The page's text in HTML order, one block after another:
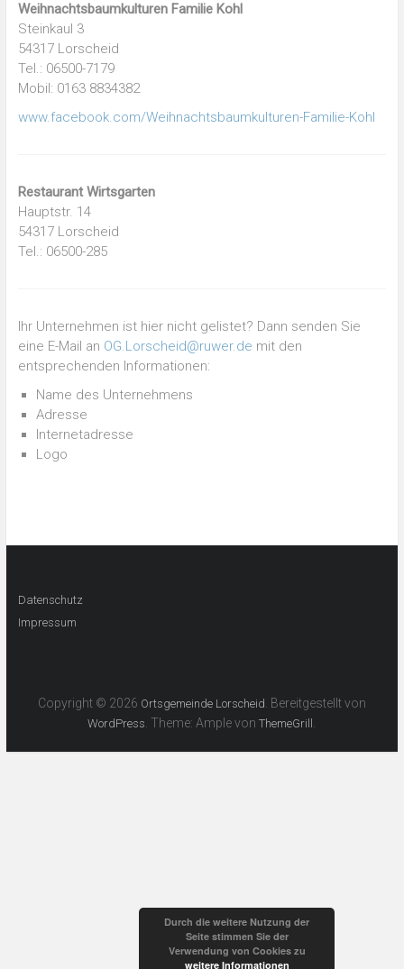
Weihnachtsbaumkulturen Familie Kohl
Steinkaul 3
54317 Lorscheid
Tel.: 06500-7179
Mobil: 0163 8834382
www.facebook.com/Weihnachtsbaumkulturen-Familie-Kohl
Restaurant Wirtsgarten
Hauptstr. 14
54317 Lorscheid
Tel.: 06500-285
Ihr Unternehmen ist hier nicht gelistet? Dann senden Sie
eine E-Mail an OG.Lorscheid@ruwer.de mit den
entsprechenden Informationen:
Name des Unternehmens
Adresse
Internetadresse
Logo
Datenschutz
Impressum
Copyright © 2026 Ortsgemeinde Lorscheid . Bereitgestellt von
WordPress . Theme: Ample vonThemeGrill
Durch die weitere Nutzung der
Seite stimmen Sie der
Verwendung von Cookies zu
weitere Informationen